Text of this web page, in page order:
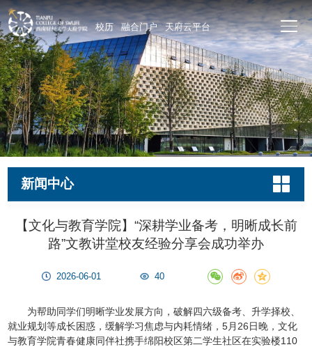
校历 融合门户 天府云平台
新闻中心
【文化与教育学院】“深耕学业备考，明晰成长前
路”文教讲堂校友经验分享会成功举办
2026-06-01 40
为帮助同学们明晰学业发展方向，破解四六级备考、升学择校、
就业规划等成长困惑，缓解学习焦虑与内耗情绪，5月26日晚，文化
与教育学院青春健康同伴社携手绵阳校区第二学生社区在实验楼110